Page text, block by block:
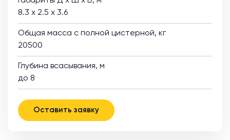
8.3 х 2.5 х 3.6
Общая масса с полной цистерной, кг
20500
Глубина всасывания, м
до 8
Оставить заявку